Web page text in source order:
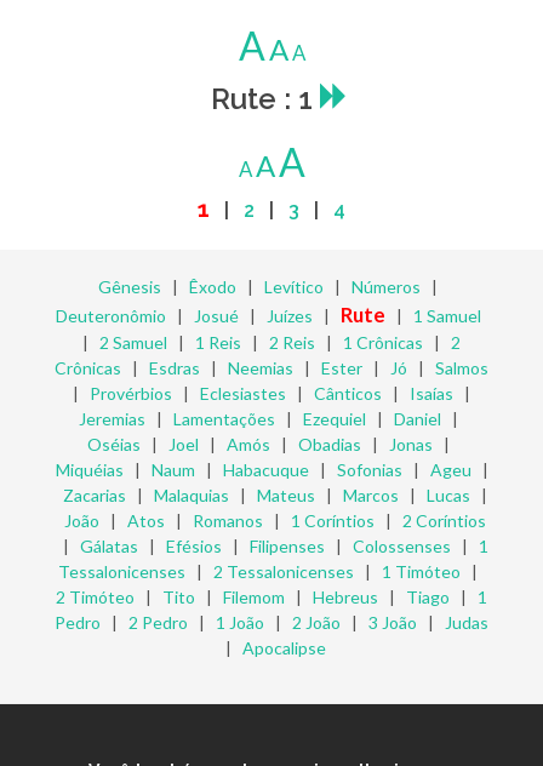
AAA
Rute : 1
AAA
1 2 3 4
Gênesis | Êxodo | Levítico | Números |
Deuteronômio | Josué| Juízes | Rute | 1 Samuel
| 2 Samuel | 1 Reis | 2 Reis | 1 Crônicas | 2
Crônicas | Esdras | Neemias | Ester | Jó | Salmos
| Provérbios | Eclesiastes | Cânticos | Isaías |
Jeremias | Lamentações | Ezequiel | Daniel |
Oséias | Joel | Amós | Obadias | Jonas |
Miquéias | Naum | Habacuque| Sofonias | Ageu |
Zacarias | Malaquias | Mateus | Marcos | Lucas |
João | Atos | Romanos | 1 Coríntios | 2 Coríntios
| Gálatas | Efésios | Filipenses | Colossenses | 1
Tessalonicenses | 2 Tessalonicenses | 1 Timóteo |
2 Timóteo | Tito | Filemom | Hebreus | Tiago | 1
Pedro | 2 Pedro | 1 João | 2 João | 3 João |
Judas
| Apocalipse